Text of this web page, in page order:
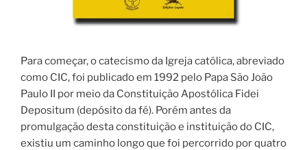
Para começar, o catecismo da Igreja católica, abreviado
como CIC, foi publicado em 1992 pelo Papa São João
Paulo II por meio da Constituição Apostólica Fidei
Depositum (depósito da fé). Porém antes da
promulgação desta constituição e instituição do CIC,
existiu um caminho longo que foi percorrido por quatro